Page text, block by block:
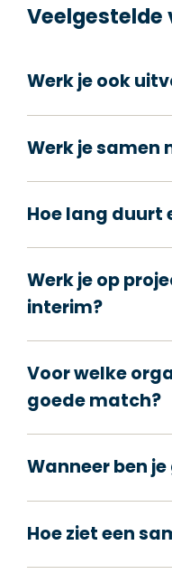
Veelgestelde
Werk je ook
Werk je samen
Hoe lang duurt
Werk je op
interim?
Voor welke
goede match?
Wanneer ben
Hoe ziet een